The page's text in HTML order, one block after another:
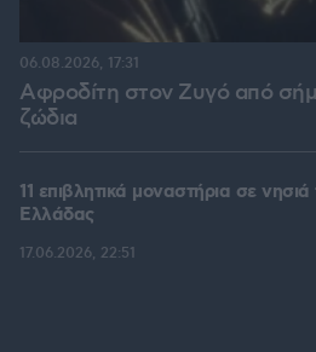
Αφροδίτη στον Ζυγό από
ζώδια
06.08.2026, 17:31
11 επιβλητικά μοναστήρια σε νησιά
Ελλάδας
17.06.2026, 22:51